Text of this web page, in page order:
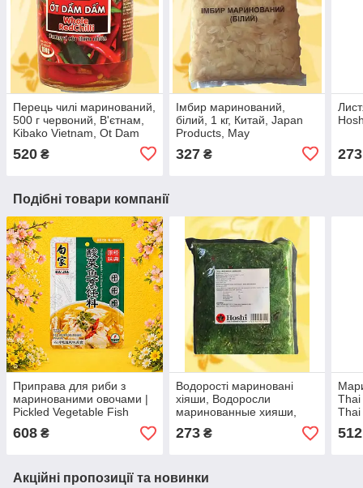
Перець чилі маринований,
500 г червоний, В'єтнам,
Kibako Vietnam, Ot Dam
520 ₴
Імбир маринований,
білий, 1 кг, Китай, Japan
Products, Мау
327₴ 273
Подібні товари компанії
Приправа для риби з
маринованими овочами |
Pickled Vegetable Fish
Seasoning | Китай | Baijia |
200 г Ч
608 ₴
Водорості мариновані
хіяши, Водоросли
маринованные хияши,
Pickled seaweed hiyashi,
Hoshi, 250г, Китай, Ч
273₴
Thai
Thai
512
Акційні пропозиції та новинки